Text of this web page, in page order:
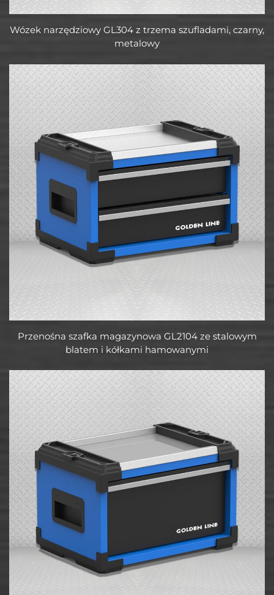
Wózek narzędziowy GL304 z trzema szufladami, czarny,
metalowy
Przenośna szafka magazynowa GL2104 ze stalowym
blatem i kółkami hamowanymi